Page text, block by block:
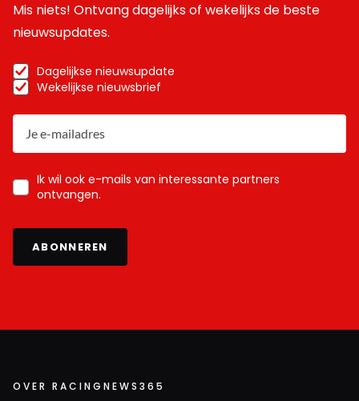
Mis niets! Ontvang dagelijks of wekelijks de beste
nieuwsupdates.
Dagelijkse nieuwsupdate
Wekelijkse nieuwsbrief
Ik wil ook e-mails van interessante partners
ontvangen.
ABONNEREN
OVER RACINGNEWS365